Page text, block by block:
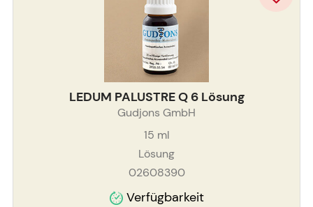
LEDUM PALUSTRE Q 6 Lösung
Gudjons GmbH
15 ml
Lösung
02608390
Verfügbarkeit